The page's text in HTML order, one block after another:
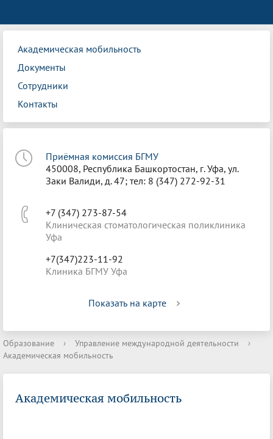
Академическая мобильность
Документы
Сотрудники
Контакты
Приёмная комиссия БГМУ
450008, Республика Башкортостан, г. Уфа, ул.
Заки Валиди, д. 47; тел: 8 (347) 272-92-31
+7 (347) 273-87-54
Клиническая стоматологическая поликлиника
Уфа
+7(347)223-11-92
Клиника БГМУ Уфа
Показать на карте
Образование › Управление международной деятельности
›
Академическая мобильность
Академическая мобильность